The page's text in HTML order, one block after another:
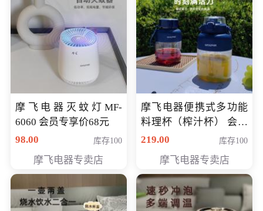
摩飞电器灭蚊灯MF-
6060 会员专享价68元
98.00
库存100
摩飞电器专卖店
摩飞电器便携式多功能
料理杯（榨汁杯） 会员
专享价118元
219.00 库存100
摩飞电器专卖店